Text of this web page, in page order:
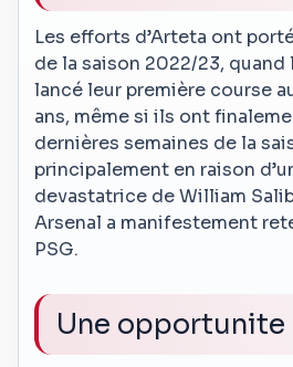
Les efforts d’Arteta ont
de la saison 2022/23,
lancé leur première course
ans, même si ils ont
dernières semaines de la
principalement en raison
devastatrice de William
Arsenal a manifestement
PSG.
Une opportunite